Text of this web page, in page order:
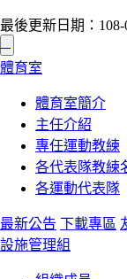
最後更新日期：108-
:::
體育室
體育室簡介
主任介紹
專任運動教練
各代表隊教練
各運動代表隊
最新公告 下載專區
設施管理組